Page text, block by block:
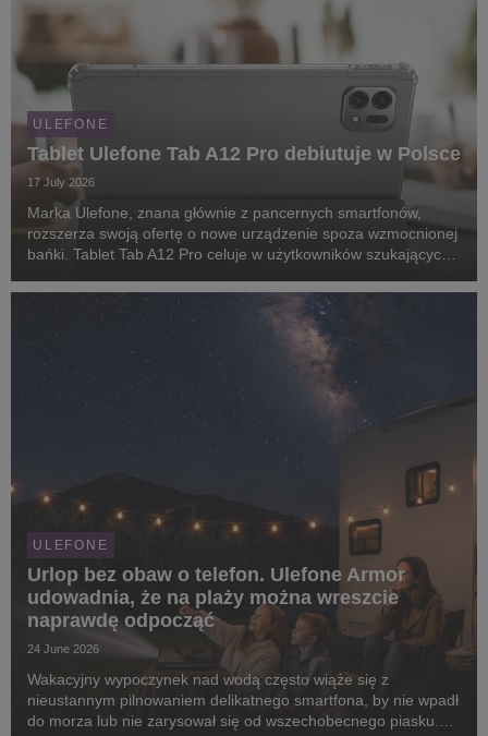
ULEFONE
Tablet Ulefone Tab A12 Pro debiutuje w Polsce
17 July 2026
Marka Ulefone, znana głównie z pancernych smartfonów,
rozszerza swoją ofertę o nowe urządzenie spoza wzmocnionej
bańki. Tablet Tab A12 Pro celuje w użytkowników szukających
przy okazji nie potrzebują wzmocnionego ...
ULEFONE
Urlop bez obaw o telefon. Ulefone Armor
udowadnia, że na plaży można wreszcie
naprawdę odpocząć
24 June 2026
Wakacyjny wypoczynek nad wodą często wiąże się z
nieustannym pilnowaniem delikatnego smartfona, by nie wpadł
do morza lub nie zarysował się od wszechobecnego piasku.